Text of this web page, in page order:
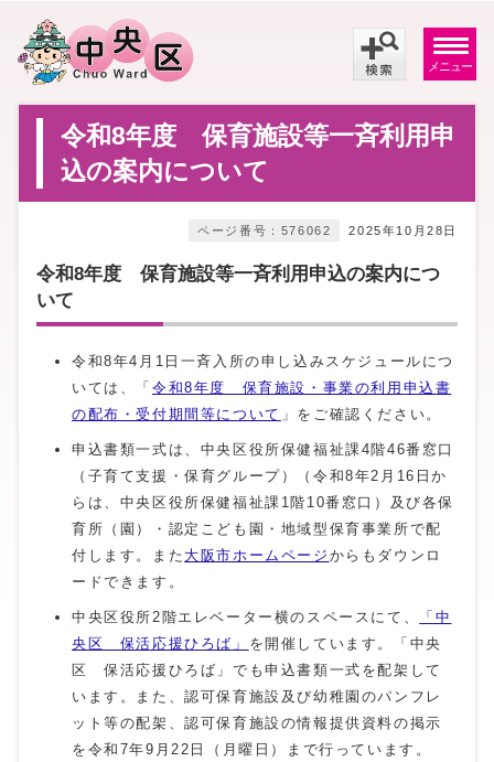
メニュー
令和8年度 保育施設等一斉利用申
込の案内について
2025年10月28日
ページ番号：576062
令和8年度 保育施設等一斉利用申込の案内につ
いて
令和8年4月1日一斉入所の申し込みスケジュールにつ
いては、「 令和8年度 保育施設・事業の利用申込書
の配布・受付期間等について 」をご確認ください。
申込書類一式は、中央区役所保健福祉課4階46番窓口
（子育て支援・保育グループ）（令和8年2月16日か
らは、中央区役所保健福祉課1階10番窓口）及び各保
育所（園）・認定こども園・地域型保育事業所で配
付します。また 大阪市ホームページ からもダウンロ
ードできます。
中央区役所2階エレベーター横のスペースにて、
「中
央区 保活応援ひろば」 を開催しています。「中央
区 保活応援ひろば」でも申込書類一式を配架して
います。また、認可保育施設及び幼稚園のパンフレ
ット等の配架、認可保育施設の情報提供資料の掲示
を令和7年9月22日（月曜日）まで行っています。